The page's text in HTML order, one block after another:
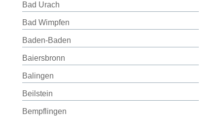
Bad Urach
Bad Wimpfen
Baden-Baden
Baiersbronn
Balingen
Beilstein
Bempflingen